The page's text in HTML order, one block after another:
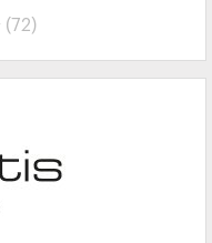
(72)